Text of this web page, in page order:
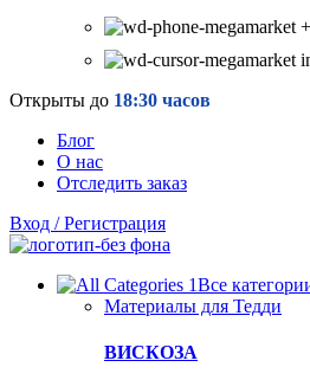
Открыты до 18:30 часов
Блог
О нас
Отследить заказ
Вход / Регистрация
Все
Материалы для Тедди
ВИСКОЗА